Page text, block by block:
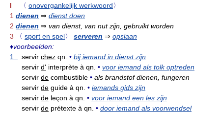
I
〈 onovergankelijk werkwoord〉
1 dienen ⇒ dienst doen
2 dienen ⇒ van dienst, van nut zijn, gebruikt worden
3
〈 sport en spel〉 serveren ⇒ opslaan
♦voorbeelden:
1
servir chez qn. • bij iemand in dienst zijn
servir d' interprète à qn. • voor iemand als tolk optreden
servir de combustible • als brandstof dienen, fungeren
servir de guide à qn. • iemands gids zijn
servir de leçon à qn. • voor iemand een les zijn
servir de prétexte à qn. • door iemand als voorwendsel